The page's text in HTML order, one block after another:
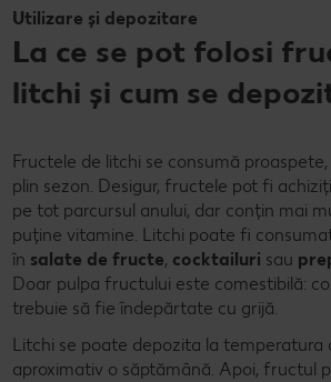
Utilizare și depozitare
La ce se pot folosi
litchi și cum se
Fructele de litchi se consumă
plin sezon. Desigur, fructele pot fi
pe tot parcursul anului, dar conțin mai
puține vitamine. Litchi poate fi
în salate de fructe, cocktailuri sau
Doar pulpa fructului este comestibilă:
trebuie să fie îndepărtate cu grijă.
Litchi se poate depozita la temperatura
aproximativ o săptămână. Apoi, fructul